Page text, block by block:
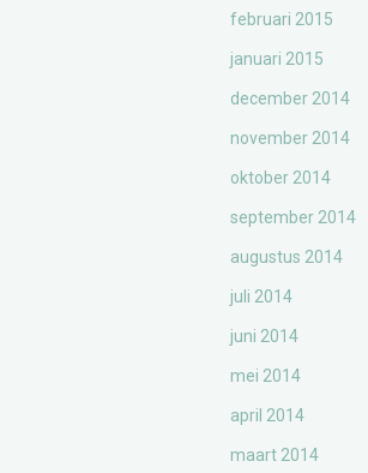
februari 2015
januari 2015
december 2014
november 2014
oktober 2014
september 2014
augustus 2014
juli 2014
juni 2014
mei 2014
april 2014
maart 2014